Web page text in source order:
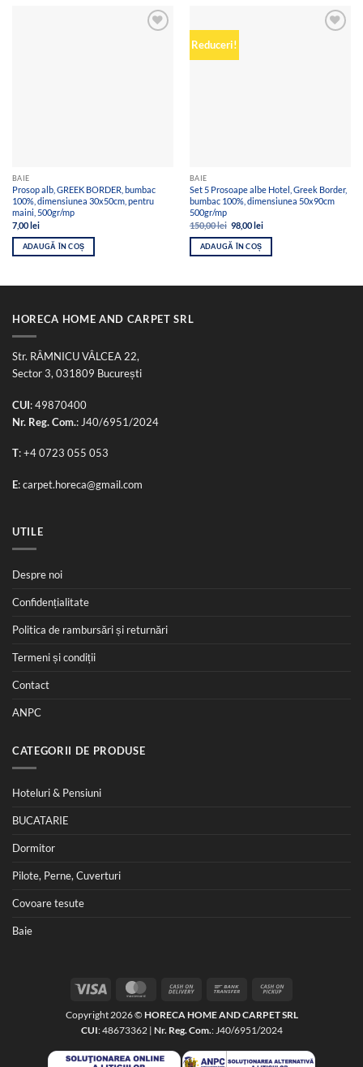
BAIE
Prosop alb, GREEK BORDER, bumbac
100%, dimensiunea 30x50cm, pentru
maini, 500gr/mp
7,00 lei
ADAUGĂ ÎN COȘ
Reduceri!
BAIE
Set 5 Prosoape albe Hotel, Greek Border,
bumbac 100%, dimensiunea 50x90cm
500gr/mp
150,00lei Prețul
inițial
a
fost:
98,00 leiPrețul
ADAUGĂ ÎN COȘ
HORECA HOME AND CARPET SRL
Str. RÂMNICU VÂLCEA 22,
Sector 3, 031809 București
CUI: 49870400
Nr. Reg. Com.: J40/6951/2024
T:+4 0723 055 053
E:carpet.horeca@gmail.com
UTILE
Despre noi
Confidențialitate
Politica de rambursări și returnări
Termeni și condiții
Contact
ANPC
CATEGORII DE PRODUSE
Hoteluri & Pensiuni
BUCATARIE
Dormitor
Pilote, Perne, Cuverturi
Covoare tesute
Baie
MasterCard Cash
Delivery
Bank
Pickup
Copyright 2026 © HORECA HOME AND CARPET SRL
CUI: 48673362 | Nr. Reg. Com.: J40/6951/2024